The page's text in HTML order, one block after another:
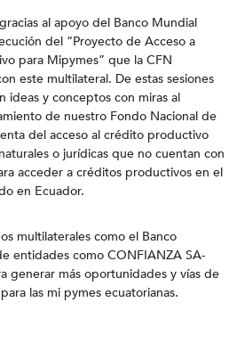
al apoyo del Banco Mundial
del “Proyecto de Acceso a
para Mipymes” que la CFN
este multilateral. De estas sesiones
ideas y conceptos con miras al
de nuestro Fondo Nacional de
del acceso al crédito productivo
o jurídicas que no cuentan con
acceder a créditos productivos en el
en Ecuador.
multilaterales como el Banco
entidades como CONFIANZA SA-
generar más oportunidades y vías de
las mi pymes ecuatorianas.